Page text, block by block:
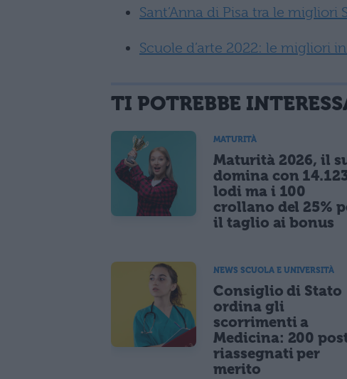
Sant’Anna di Pisa tra le
Scuole d’arte 2022: le migliori
TI POTREBBE
MATURITÀ
Maturità 2026, il
domina con
lodi ma i 100
crollano del 25%
il taglio ai bonus
NEWS SCUOLA E UNIVERSITÀ
Consiglio di Stato
ordina gli
scorrimenti a
Medicina: 200
riassegnati per
merito